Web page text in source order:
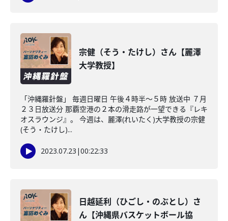
宗健（そう・たけし）さん【麗澤
大学教授】
「沖縄羅針盤」 毎週日曜日 午後４時半～５時 放送中 ７月
２３日放送分 那覇空港の２本の滑走路が一望できる『レキ
オスラウンジ』。 今週は、麗澤(れいたく)大学教授の宗健
(そう・たけし)...
2023.07.23 |00:22:33
日越延利（ひごし・のぶとし）さ
ん【沖縄県バスケットボール協